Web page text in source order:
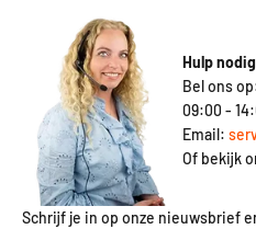
Hulp
Bel ons
09:00 -
Email:
Of bekijk
Schrijf je in op onze nieuwsbrief